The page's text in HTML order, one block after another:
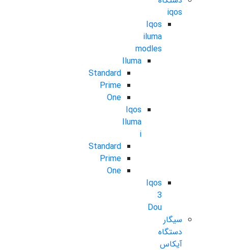
iqos
Iqos
iluma
modles
Iluma
Standard
Prime
One
Iqos
Iluma
i
Standard
Prime
One
Iqos
3
Dou
سیگار
دستگاه
آیکاس